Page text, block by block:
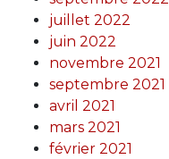
juillet 2022
juin 2022
novembre 2021
septembre 2021
avril 2021
mars 2021
février 2021